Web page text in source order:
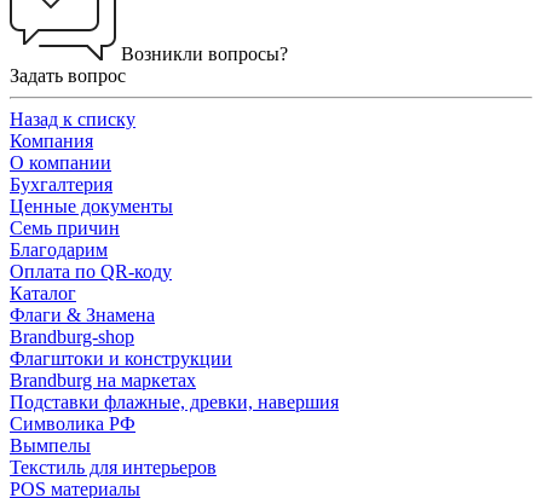
Возникли вопросы?
Задать вопрос
Назад к списку
Компания
О компании
Бухгалтерия
Ценные документы
Семь причин
Благодарим
Оплата по QR-коду
Каталог
Флаги & Знамена
Brandburg-shop
Флагштоки и конструкции
Brandburg на маркетах
Подставки флажные, древки, навершия
Символика РФ
Вымпелы
Текстиль для интерьеров
POS материалы